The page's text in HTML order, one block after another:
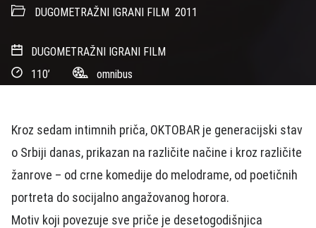
DUGOMETRAŽNI IGRANI FILM 2011
DUGOMETRAŽNI IGRANI FILM
110’
omnibus
Kroz sedam intimnih priča, OKTOBAR je generacijski stav
o Srbiji danas, prikazan na različite načine i kroz različite
žanrove – od crne komedije do melodrame, od poetičnih
portreta do socijalno angažovanog horora.
Motiv koji povezuje sve priče je desetogodišnjica